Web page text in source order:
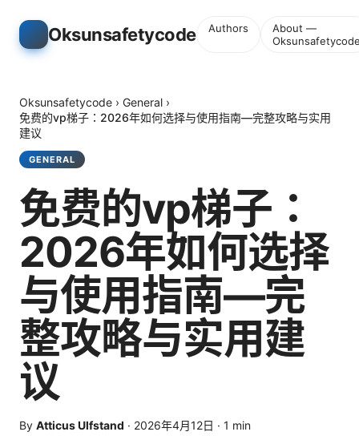
Oksunsafetycode Authors
About —
Oksunsafetycode › General ›
免费的vp梯子：2026年如何选择与使用指南—完整攻略与实用
建议
GENERAL
免费的vp梯子：
2026年如何选择
与使用指南—完
整攻略与实用建
议
By Atticus Ulfstand · 2026年4月12日 · 1 min